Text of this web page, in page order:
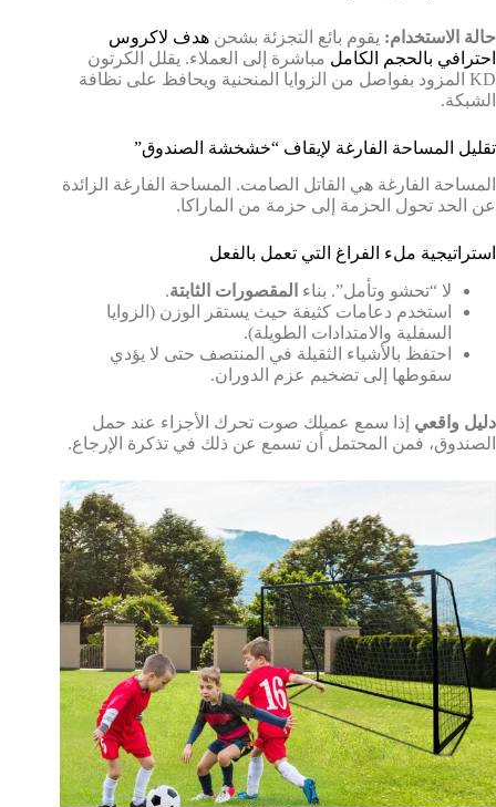
حالة الاستخدام: يقوم بائع التجزئة بشحن هدف لاكروس
احترافي بالحجم الكامل مباشرة إلى العملاء. يقلل الكرتون
KD المزود بفواصل من الزوايا المنحنية ويحافظ على نظافة
الشبكة.
تقليل المساحة الفارغة لإيقاف “خشخشة الصندوق”
المساحة الفارغة هي القاتل الصامت. المساحة الفارغة الزائدة
عن الحد تحول الحزمة إلى حزمة من الماراكا.
استراتيجية ملء الفراغ التي تعمل بالفعل
لا “تحشو وتأمل”. بناء المقصورات الثابتة.
استخدم دعامات كثيفة حيث يستقر الوزن (الزوايا
السفلية والامتدادات الطويلة).
احتفظ بالأشياء الثقيلة في المنتصف حتى لا يؤدي
سقوطها إلى تضخيم عزم الدوران.
دليل واقعي إذا سمع عميلك صوت تحرك الأجزاء عند حمل
الصندوق، فمن المحتمل أن تسمع عن ذلك في تذكرة الإرجاع.